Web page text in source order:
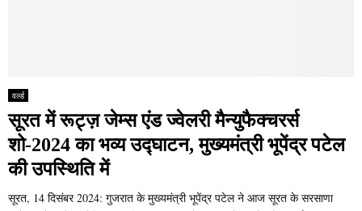
वर्ल्ड
सूरत में रूट्ज़ जेम्स एंड ज्वेलरी मैन्युफैक्चरर्स
शो-2024 का भव्य उद्घाटन, मुख्यमंत्री भूपेंद्र पटेल
की उपस्थिति में
सूरत, 14 दिसंबर 2024: गुजरात के मुख्यमंत्री भूपेंद्र पटेल ने आज सूरत के सरसाणा